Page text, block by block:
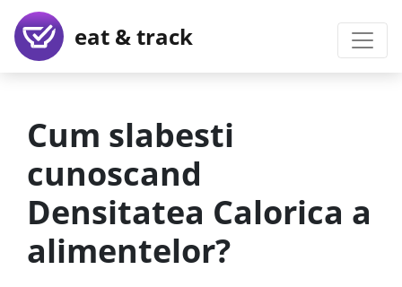
eat & track
Cum slabesti
cunoscand
Densitatea Calorica a
alimentelor?